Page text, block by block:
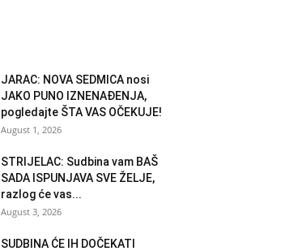
JARAC: NOVA SEDMICA nosi
JAKO PUNO IZNENAĐENJA,
pogledajte ŠTA VAS OČEKUJE!
August 1, 2026
STRIJELAC: Sudbina vam BAŠ
SADA ISPUNJAVA SVE ŽELJE,
razlog će vas...
August 3, 2026
SUDBINA ĆE IH DOČEKATI